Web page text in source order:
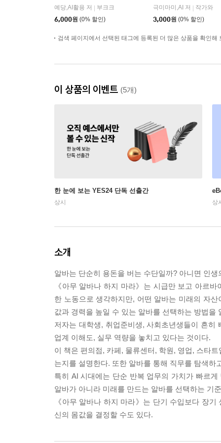
예당,AI활용 저 | 부크크
6,000원 (0% 할인)
극미마미,AI 저 | 작가와
3,000원 (0% 할인)
검색 페이지에서 선택된 태그에 등록된 더 많은 상품을 확인해
이 상품의 이벤트 (5개)
한 눈에 보는 YES24 단독 선출간
상시 상
소개
알바는 단순히 용돈을 버는 수단일까? 아니면 인
《아무 알바나 하지 마라》는 시급만 보고 아르
한 노동으로 생각하지만, 어떤 알바는 미래의 자
값과 경력을 높일 수 있는 알바를 선택하는 방법을
저자는 대학생, 취업준비생, 사회초년생들이 흔
업계 이해도, 실무 역량을 놓치고 있다는 것이다.
이 책은 편의점, 카페, 물류센터, 학원, 영업, 스타
는지를 설명한다. 또한 알바를 통해 직무를 탐색
특히 AI 시대에는 단순 반복 업무의 가치가 빠르
알바가 아니라 미래를 만드는 알바를 선택하는 기
《아무 알바나 하지 마라》는 단기 수입보다 장
신의 몸값을 결정할 수도 있다.